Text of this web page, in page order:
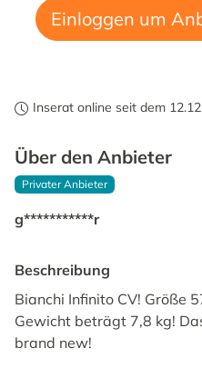
Einloggen um
Inserat online seit dem
Über den Anbieter
Privater Anbieter
g***********r
Beschreibung
Bianchi Infinito CV! Größe
Gewicht beträgt 7,8 kg!
brand new!